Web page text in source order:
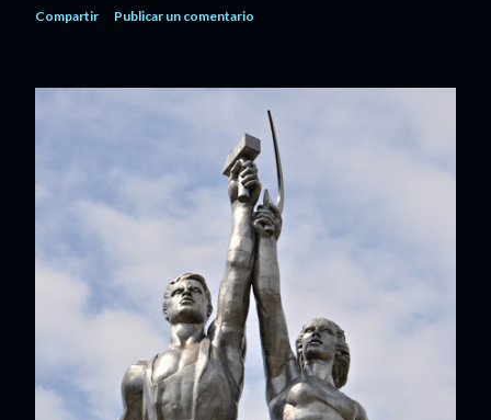
Compartir Publicar un comentario